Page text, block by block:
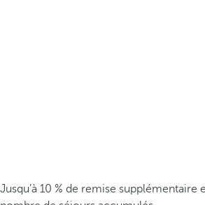
Jusqu’à 10 % de remise supplémentaire